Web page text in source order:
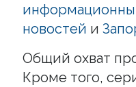
новостей и
Общий охват
Кроме того,